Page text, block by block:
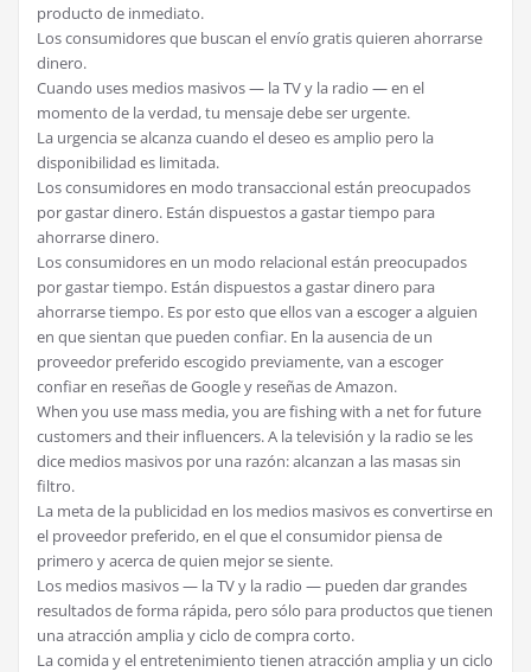
producto de inmediato.
Los consumidores que buscan el envío gratis quieren ahorrarse
dinero.
Cuando uses medios masivos — la TV y la radio — en el
momento de la verdad, tu mensaje debe ser urgente.
La urgencia se alcanza cuando el deseo es amplio pero la
disponibilidad es limitada.
Los consumidores en modo transaccional están preocupados
por gastar dinero. Están dispuestos a gastar tiempo para
ahorrarse dinero.
Los consumidores en un modo relacional están preocupados
por gastar tiempo. Están dispuestos a gastar dinero para
ahorrarse tiempo. Es por esto que ellos van a escoger a alguien
en que sientan que pueden confiar. En la ausencia de un
proveedor preferido escogido previamente, van a escoger
confiar en reseñas de Google y reseñas de Amazon.
When you use mass media, you are fishing with a net for future
customers and their influencers. A la televisión y la radio se les
dice medios masivos por una razón: alcanzan a las masas sin
filtro.
La meta de la publicidad en los medios masivos es convertirse en
el proveedor preferido, en el que el consumidor piensa de
primero y acerca de quien mejor se siente.
Los medios masivos — la TV y la radio — pueden dar grandes
resultados de forma rápida, pero sólo para productos que tienen
una atracción amplia y ciclo de compra corto.
La comida y el entretenimiento tienen atracción amplia y un ciclo